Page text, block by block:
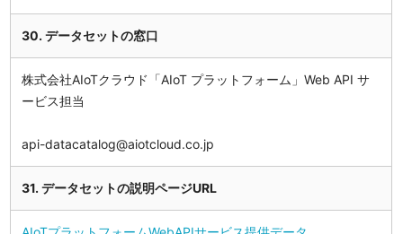
30. データセットの窓口
株式会社AIoTクラウド「AIoT プラットフォーム」Web API サ
ービス担当
api-datacatalog@aiotcloud.co.jp
31. データセットの説明ページURL